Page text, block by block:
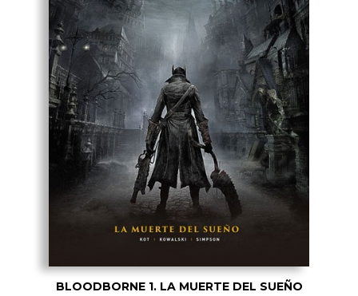
BLOODBORNE 1. LA MUERTE DEL SUEÑO